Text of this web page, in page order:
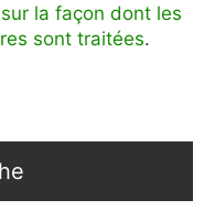
la façon dont les
sont traitées.